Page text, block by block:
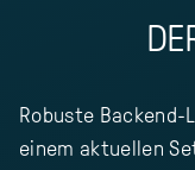
Robuste
einem aktuellen